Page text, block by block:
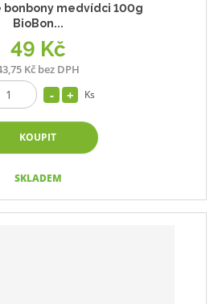
bonbony medvídci 100g
BioBon...
49 Kč
Kč bez DPH
Ks
KOUPIT
SKLADEM